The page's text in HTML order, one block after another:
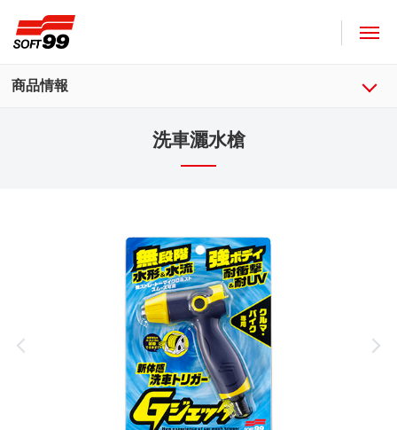
商品情報
洗車灑水槍